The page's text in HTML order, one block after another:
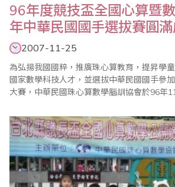
96年度競技盃全國心算暨
年中華民國國手選拔賽圓
2007-11-25
為弘揚我國國粹，推廣珠心算教育，提昇學
國家數學科技人才，並選拔中華民國國手參
大賽，中華民國珠心算數學腦訓協會於96年
國心算暨數學大賽』。 本屆比賽分心算與數學項目，計有來自全國
各地之國民中、小學及幼稚園選手八百名參賽
雲集與激烈競技後，產生各組前四名，大..